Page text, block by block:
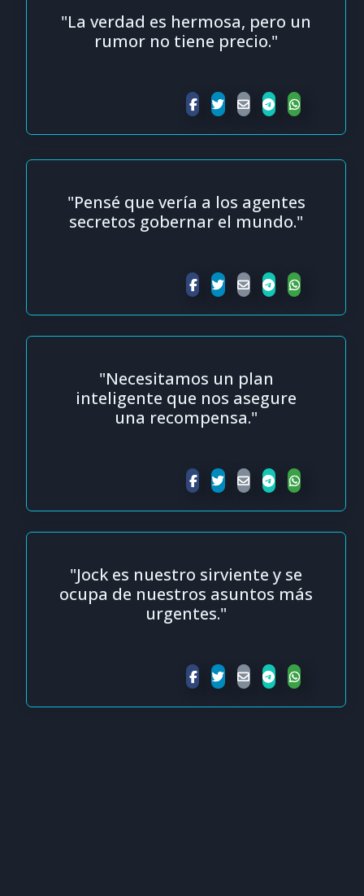
"La verdad es hermosa, pero un
rumor no tiene precio."
"Pensé que vería a los agentes
secretos gobernar el mundo."
"Necesitamos un plan
inteligente que nos asegure
una recompensa."
"Jock es nuestro sirviente y se
ocupa de nuestros asuntos más
urgentes."